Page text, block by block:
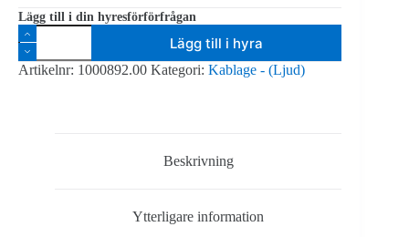
Lägg till i din hyresförförfrågan
Multikabel
i
rullcase
50m
Lägg till i hyra
Artikelnr: 1000892.00 Kategori: Kablage - (Ljud)
Beskrivning
Ytterligare information